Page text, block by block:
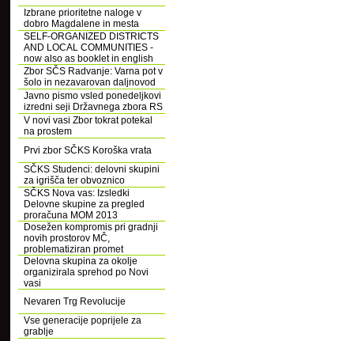
Izbrane prioritetne naloge v
dobro Magdalene in mesta
SELF-ORGANIZED DISTRICTS
AND LOCAL COMMUNITIES -
now also as booklet in english
Zbor SČS Radvanje: Varna pot v
šolo in nezavarovan daljnovod
Javno pismo vsled ponedeljkovi
izredni seji Državnega zbora RS
V novi vasi Zbor tokrat potekal
na prostem
Prvi zbor SČKS Koroška vrata
SČKS Studenci: delovni skupini
za igrišča ter obvoznico
SČKS Nova vas: Izsledki
Delovne skupine za pregled
proračuna MOM 2013
Dosežen kompromis pri gradnji
novih prostorov MČ,
problematiziran promet
Delovna skupina za okolje
organizirala sprehod po Novi
vasi
Nevaren Trg Revolucije
Vse generacije poprijele za
grablje